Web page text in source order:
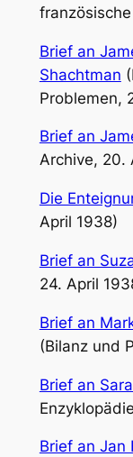
Brief an
Shachtman
Problemen,
Brief an
Archive, 20.
Die
April 1938)
Brief an
24. April
Brief an
(Bilanz und
Brief an
Brief an Jan